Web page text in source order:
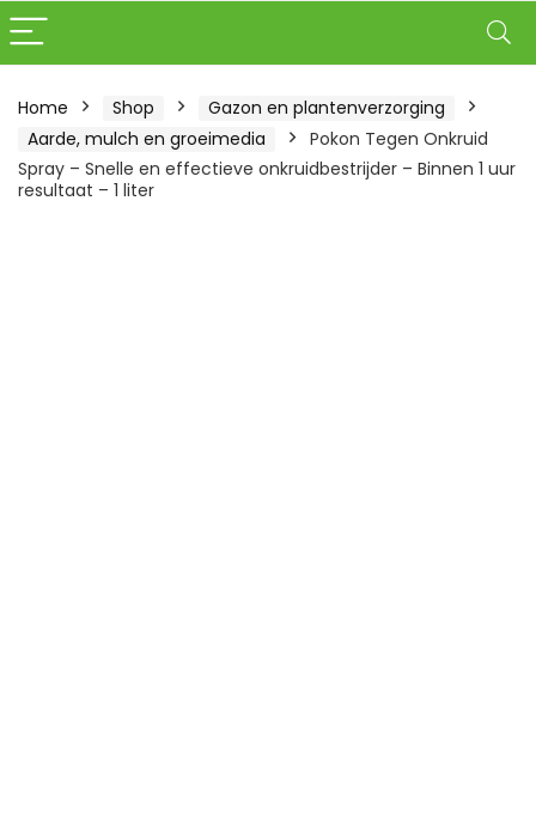
Home Shop
Gazon en plantenverzorging
Aarde, mulch en groeimedia
Pokon Tegen Onkruid
Spray – Snelle en effectieve onkruidbestrijder – Binnen 1 uur
resultaat – 1 liter